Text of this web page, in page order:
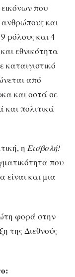
που
ανθρώπους και
ρόλους και 4
εθνικότητα
καταιγιστικό
από
και οστά σε
και πολιτικά
η Εισβολή!
που
είναι και μια
φορά στην
της Διεθνούς
: